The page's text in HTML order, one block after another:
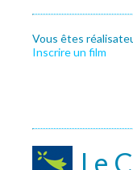
Vous êtes
Inscrire un film
Le